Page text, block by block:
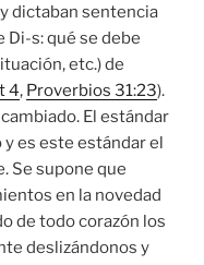
dictaban sentencia
Di-s: qué se debe
etc.) de
4, Proverbios 31:23).
El estándar
es este estándar el
Se supone que
en la novedad
de todo corazón los
deslizándonos y